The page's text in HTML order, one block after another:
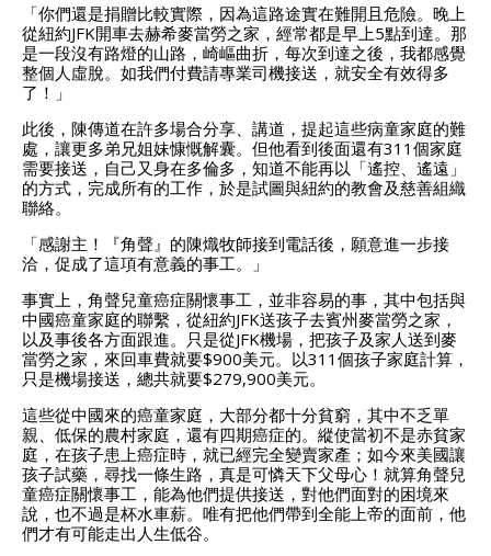
「你們還是捐贈比較實際，因為這路途實在難開且危險。晚上
從紐約JFK開車去赫希麥當勞之家，經常都是早上5點到達。那
是一段沒有路燈的山路，崎嶇曲折，每次到達之後，我都感覺
整個人虛脫。如我們付費請專業司機接送，就安全有效得多
了！」
此後，陳傳道在許多場合分享、講道，提起這些病童家庭的難
處，讓更多弟兄姐妹慷慨解囊。但他看到後面還有311個家庭
需要接送，自己又身在多倫多，知道不能再以「遙控、遙遠」
的方式，完成所有的工作，於是試圖與紐約的教會及慈善組織
聯絡。
「感謝主！『角聲』的陳熾牧師接到電話後，願意進一步接
洽，促成了這項有意義的事工。」
事實上，角聲兒童癌症關懷事工，並非容易的事，其中包括與
中國癌童家庭的聯繫，從紐約JFK送孩子去賓州麥當勞之家，
以及事後各方面跟進。只是從JFK機場，把孩子及家人送到麥
當勞之家，來回車費就要$900美元。以311個孩子家庭計算，
只是機場接送，總共就要$279,900美元。
這些從中國來的癌童家庭，大部分都十分貧窮，其中不乏單
親、低保的農村家庭，還有四期癌症的。縱使當初不是赤貧家
庭，在孩子患上癌症時，就已經完全變賣家產；如今來美國讓
孩子試藥，尋找一條生路，真是可憐天下父母心！就算角聲兒
童癌症關懷事工，能為他們提供接送，對他們面對的困境來
說，也不過是杯水車薪。唯有把他們帶到全能上帝的面前，他
們才有可能走出人生低谷。